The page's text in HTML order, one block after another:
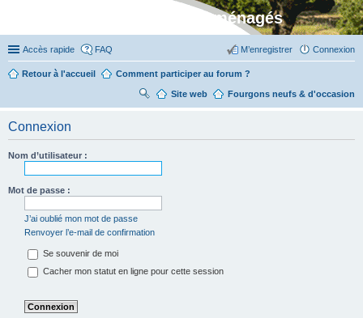
Stylevan - Vans aménagés
Accès rapide FAQ Connexion
M’enregistrer
Retour à l'accueil Comment participer au forum ?
Fourgons neufs & d'occasion
Site web
R
Connexion
Nom d’utilisateur :
Mot de passe :
J’ai oublié mon mot de passe
Renvoyer l’e-mail de confirmation
Se souvenir de moi
Cacher mon statut en ligne pour cette session